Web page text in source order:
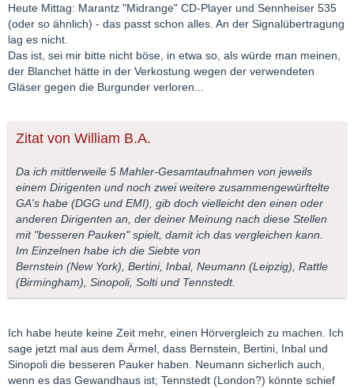
Heute Mittag: Marantz "Midrange" CD-Player und Sennheiser 535
(oder so ähnlich) - das passt schon alles. An der Signalübertragung
lag es nicht.
Das ist, sei mir bitte nicht böse, in etwa so, als würde man meinen,
der Blanchet hätte in der Verkostung wegen der verwendeten
Gläser gegen die Burgunder verloren...
Zitat von William B.A.
Da ich mittlerweile 5 Mahler-Gesamtaufnahmen von jeweils
einem Dirigenten und noch zwei weitere zusammengewürftelte
GA's habe (DGG und EMI), gib doch vielleicht den einen oder
anderen Dirigenten an, der deiner Meinung nach diese Stellen
mit "besseren Pauken" spielt, damit ich das vergleichen kann.
Im Einzelnen habe ich die Siebte von
Bernstein (New York), Bertini, Inbal, Neumann (Leipzig), Rattle
(Birmingham), Sinopoli, Solti und Tennstedt.
Ich habe heute keine Zeit mehr, einen Hörvergleich zu machen. Ich
sage jetzt mal aus dem Ärmel, dass Bernstein, Bertini, Inbal und
Sinopoli die besseren Pauker haben. Neumann sicherlich auch,
wenn es das Gewandhaus ist; Tennstedt (London?) könnte schief